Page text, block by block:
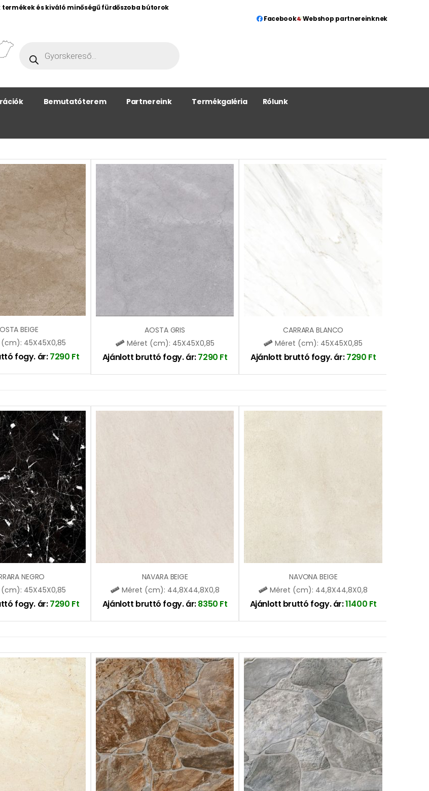
termékek és kiváló minőségű fürdőszoba bútorok
Facebook
Webshop partnereinknek
Bemutatóterem Partnereink Termékgaléria Rólunk
BEIGE
45X45X0,85
fogy. ár:7290 Ft
AOSTA GRIS
Méret (cm): 45X45X0,85
Ajánlott bruttó fogy. ár:7290 Ft
CARRARA BLANCO
Méret (cm): 45X45X0,85
Ajánlott bruttó fogy. ár:7290 Ft
NEGRO
45X45X0,85
fogy. ár:7290 Ft
NAVARA BEIGE
Méret (cm): 44,8X44,8X0,8
Ajánlott bruttó fogy. ár:8350 Ft
NAVONA BEIGE
Méret (cm): 44,8X44,8X0,8
Ajánlott bruttó fogy. ár:11400 Ft